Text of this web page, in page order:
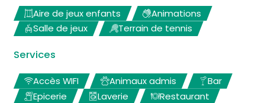
Aire de jeux enfants
Animations
Salle de jeux
Terrain de tennis
Services
Accès WIFI Animaux admis
Bar
Epicerie
Laverie
Restaurant